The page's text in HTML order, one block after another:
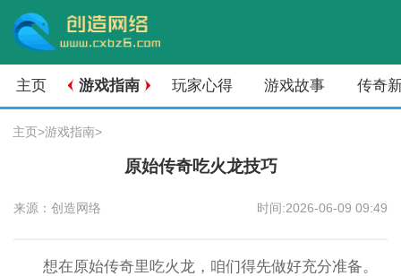
主页 游戏指南 玩家心得 游戏故事 传奇
主页>游戏指南>
原始传奇吃火龙技巧
来源：创造网络 时间:2026-06-09 09:49
想在原始传奇里吃火龙，咱们得先做好充分准备。